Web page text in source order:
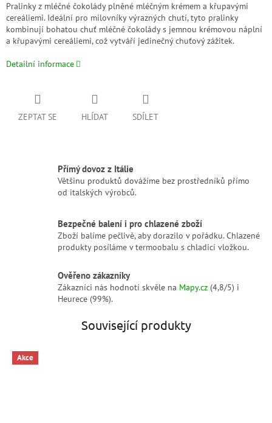
Pralinky z mléčné čokolády plněné mléčným krémem a křupavými
cereáliemi. Ideální pro milovníky výrazných chutí, tyto pralinky
kombinují bohatou chuť mléčné čokolády s jemnou krémovou náplní
a křupavými cereáliemi, což vytváří jedinečný chuťový zážitek.
Detailní informace
ZEPTAT SE HLÍDAT SDÍLET
Přímý dovoz z Itálie
Většinu produktů dovážíme bez prostředníků přímo
od italských výrobců.
Bezpečné balení i pro chlazené zboží
Zboží balíme pečlivě, aby dorazilo v pořádku. Chlazené
produkty posíláme v termoobalu s chladicí vložkou.
Ověřeno zákazníky
Zákazníci nás hodnotí skvěle na Mapy.cz (4,8/5) i
Heurece (99%).
Související produkty
Akce